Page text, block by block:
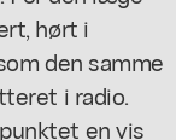
hørt i
den samme
i radio.
en vis